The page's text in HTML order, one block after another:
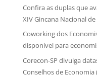
Confira as duplas que
XIV Gincana Nacional
Coworking dos
disponível para
Corecon-SP divulga
Conselhos de Economia